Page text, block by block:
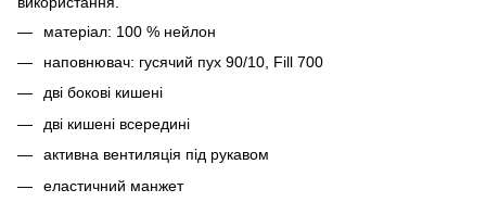
матеріал: 100 % нейлон
наповнювач: гусячий пух 90/10, Fill 700
дві бокові кишені
дві кишені всередині
активна вентиляція під рукавом
еластичний манжет